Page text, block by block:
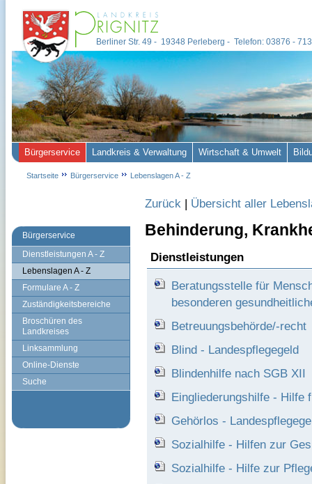
Bürgerservice
Dienstleistungen A - Z
Lebenslagen A - Z
Formulare A - Z
Zuständigkeitsbereiche
Broschüren des
Landkreises
Linksammlung
Online-Dienste
Suche
Zurück | Übersicht aller
Behinderung,
Dienstleistungen
Beratungsstelle für
besonderen
Betreuungsbehörde/-recht
Blind - Landespflegegeld
Blindenhilfe nach SGB XII
Eingliederungshilfe - Hilfe
Gehörlos -
Sozialhilfe - Hilfen zur
Sozialhilfe - Hilfe zur
Berliner Str. 49 - 19348 Perleberg - Telefon: 03876 -
Bürgerservice Landkreis & Verwaltung Wirtschaft & Umwelt
Startseite Bürgerservice Lebenslagen A - Z